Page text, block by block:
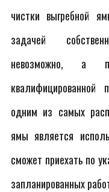
чистки выгребной
задачей
невозможно, а
одним из самых
ямы является
сможет приехать по
запланированных